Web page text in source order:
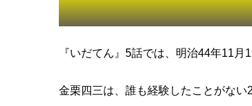
『いだてん』5話では、明治44年11
金栗四三は、誰も経験したことがない